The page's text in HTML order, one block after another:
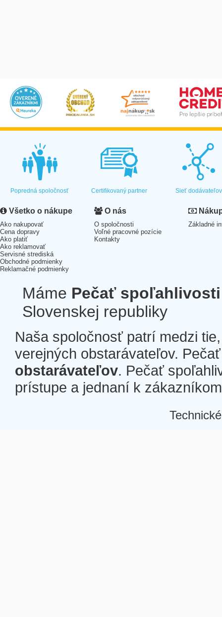
Popredná spoločnosť Certifikovaný partner Sieť dodávateľov
Všetko o nákupe
Ako nakupovať
Cena dopravy
Ako platiť
Ako reklamovať
Servisné strediská
Obchodné podmienky
Reklamačné podmienky
O nás
O spoločnosti
Voľné pracovné pozície
Kontakty
Základné
Máme Pečať spoľahlivosti
Slovenskej republiky
Naša spoločnosť patrí medzi
verejných obstarávateľov.
obstarávateľov. Pečať
prístupe a jednaní k